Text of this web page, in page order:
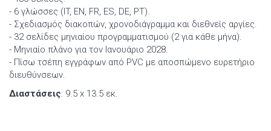
- 6 γλώσσες (IT, EN, FR, ES, DE, PT).
- Σχεδιασμός διακοπών, χρονοδιάγραμμα και διεθνείς αργίες.
- 32 σελίδες μηνιαίου προγραμματισμού (2 για κάθε μήνα).
- Μηνιαίο πλάνο για τον Ιανουάριο 2028.
- Πίσω τσέπη εγγράφων από PVC με αποσπώμενο ευρετήριο
διευθύνσεων.
Διαστάσεις: 9.5 x 13.5 εκ.